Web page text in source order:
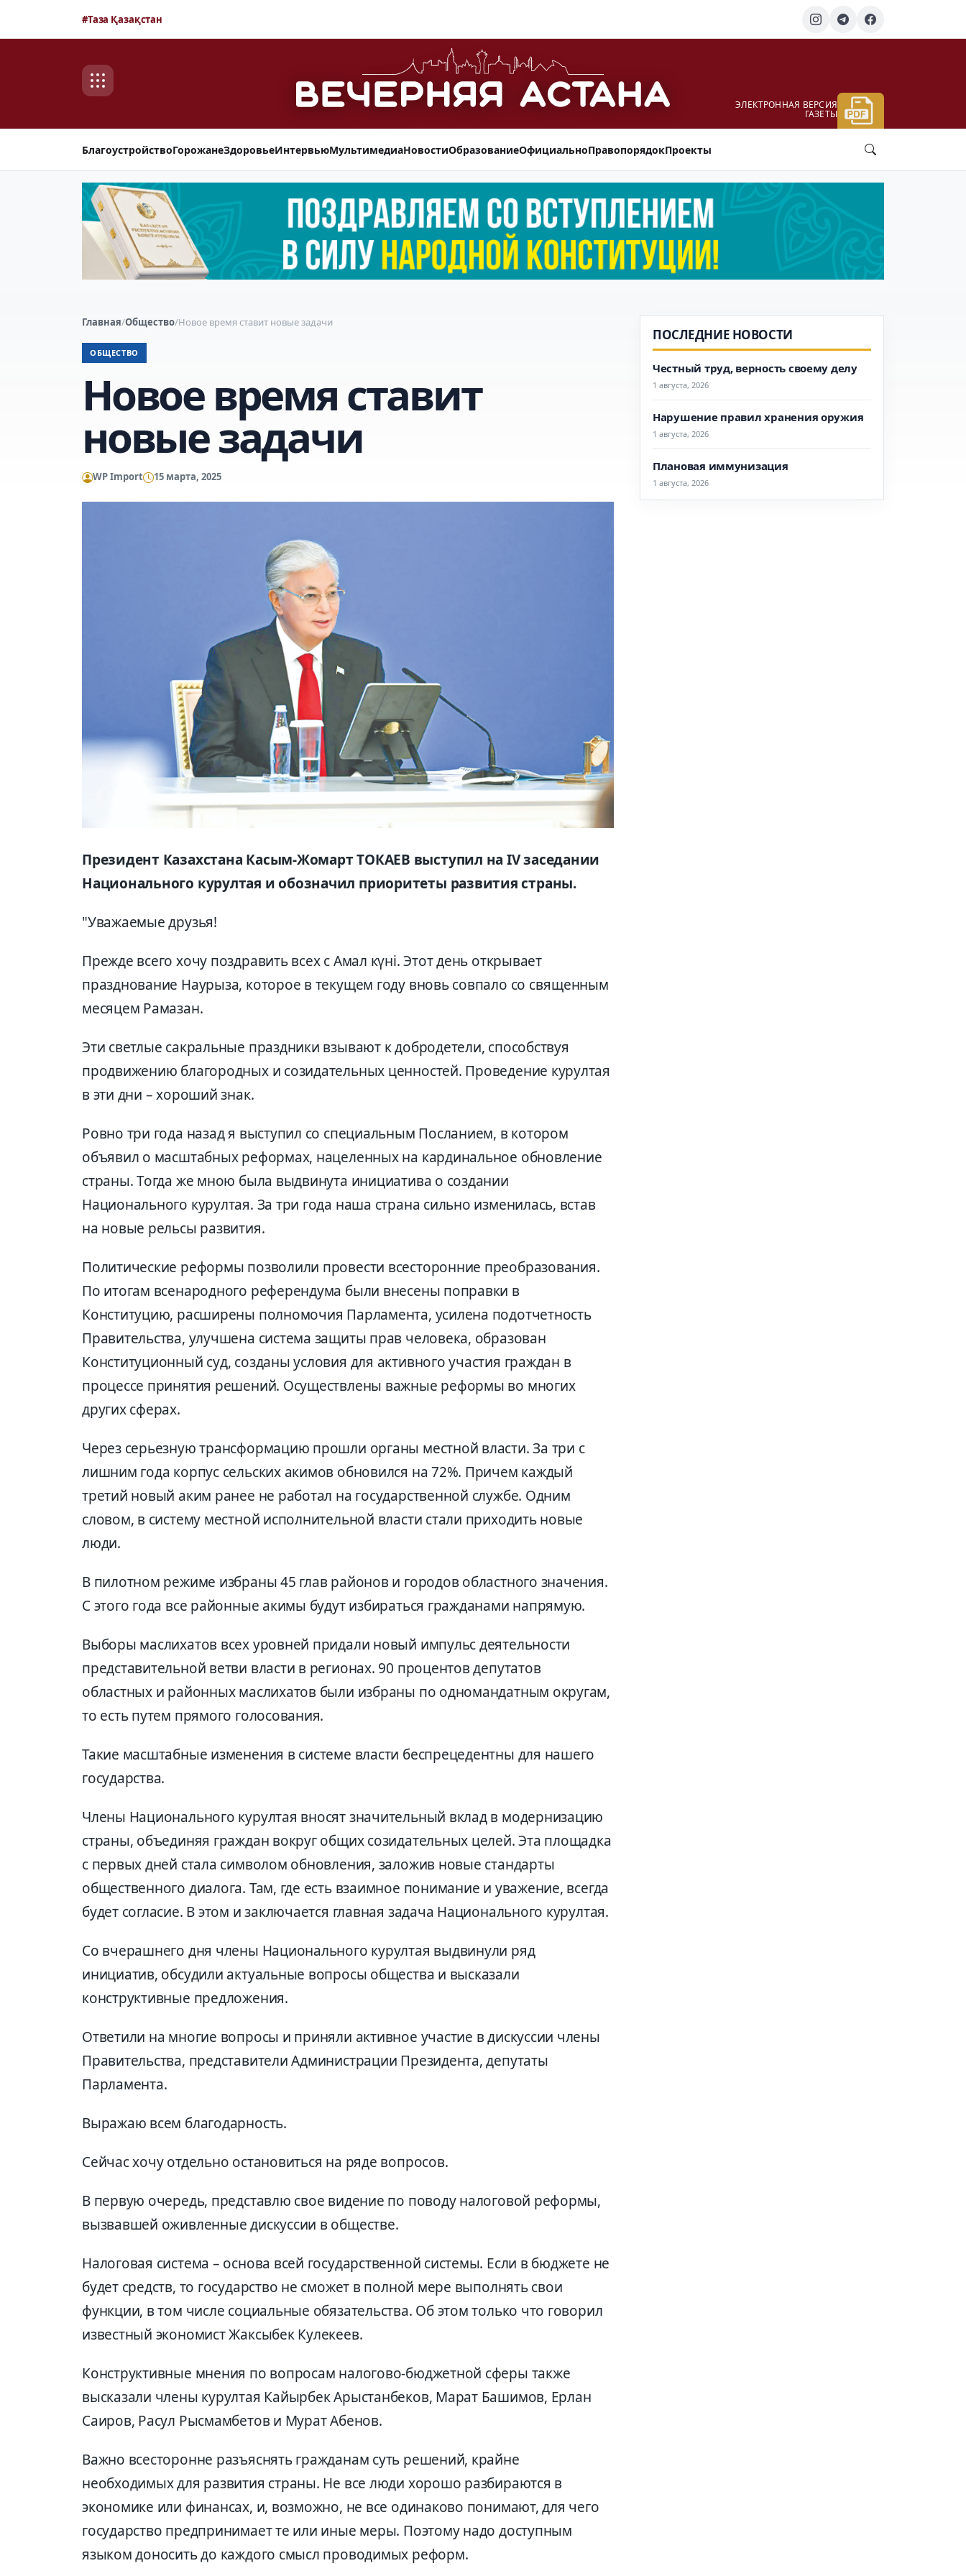
#Таза Қазақстан
ЭЛЕКТРОННАЯ ВЕРСИЯ
ГАЗЕТЫ
БлагоустройствоГорожанеЗдоровьеИнтервьюМультимедиаНовостиОбразованиеОфициальноПравопорядокПроекты
Главная/Общество/Новое время ставит новые задачи
ОБЩЕСТВО
Новое время ставит
новые задачи
WP Import 15 марта, 2025
Президент Казахстана Касым-Жомарт ТОКАЕВ выступил на IV заседании
Национального курултая и обозначил приоритеты развития страны.
"Уважаемые друзья!
Прежде всего хочу поздравить всех с Амал күні. Этот день открывает
празднование Наурыза, которое в текущем году вновь совпало со священным
месяцем Рамазан.
Эти светлые сакральные праздники взывают к добродетели, способствуя
продвижению благородных и созидательных ценностей. Проведение курултая
в эти дни – хороший знак.
Ровно три года назад я выступил со специальным Посланием, в котором
объявил о масштабных реформах, нацеленных на кардинальное обновление
страны. Тогда же мною была выдвинута инициатива о создании
Национального курултая. За три года наша страна сильно изменилась, встав
на новые рельсы развития.
Политические реформы позволили провести всесторонние преобразования.
По итогам всенародного референдума были внесены поправки в
Конституцию, расширены полномочия Парламента, усилена подотчетность
Правительства, улучшена система защиты прав человека, образован
Конституционный суд, созданы условия для активного участия граждан в
процессе принятия решений. Осуществлены важные реформы во многих
других сферах.
Через серьезную трансформацию прошли органы местной власти. За три с
лишним года корпус сельских акимов обновился на 72%. Причем каждый
третий новый аким ранее не работал на государственной службе. Одним
словом, в систему местной исполнительной власти стали приходить новые
люди.
В пилотном режиме избраны 45 глав районов и городов областного значения.
С этого года все районные акимы будут избираться гражданами напрямую.
Выборы маслихатов всех уровней придали новый импульс деятельности
представительной ветви власти в регионах. 90 процентов депутатов
областных и районных маслихатов были избраны по одномандатным округам,
то есть путем прямого голосования.
Такие масштабные изменения в системе власти беспрецедентны для нашего
государства.
Члены Национального курултая вносят значительный вклад в модернизацию
страны, объединяя граждан вокруг общих созидательных целей. Эта площадка
с первых дней стала символом обновления, заложив новые стандарты
общественного диалога. Там, где есть взаимное понимание и уважение, всегда
будет согласие. В этом и заключается главная задача Национального курултая.
Со вчерашнего дня члены Национального курултая выдвинули ряд
инициатив, обсудили актуальные вопросы общества и высказали
конструктивные предложения.
Ответили на многие вопросы и приняли активное участие в дискуссии члены
Правительства, представители Администрации Президента, депутаты
Парламента.
Выражаю всем благодарность.
Сейчас хочу отдельно остановиться на ряде вопросов.
В первую очередь, представлю свое видение по поводу налоговой реформы,
вызвавшей оживленные дискуссии в обществе.
Налоговая система – основа всей государственной системы. Если в бюджете не
будет средств, то государство не сможет в полной мере выполнять свои
функции, в том числе социальные обязательства. Об этом только что говорил
известный экономист Жаксыбек Кулекеев.
Конструктивные мнения по вопросам налогово-бюджетной сферы также
высказали члены курултая Кайырбек Арыстанбеков, Марат Башимов, Ерлан
Саиров, Расул Рысмамбетов и Мурат Абенов.
Важно всесторонне разъяснять гражданам суть решений, крайне
необходимых для развития страны. Не все люди хорошо разбираются в
экономике или финансах, и, возможно, не все одинаково понимают, для чего
государство предпринимает те или иные меры. Поэтому надо доступным
языком доносить до каждого смысл проводимых реформ.
ПОСЛЕДНИЕ НОВОСТИ
Честный труд, верность своему делу
1 августа, 2026
Нарушение правил хранения оружия
1 августа, 2026
Плановая иммунизация
1 августа, 2026